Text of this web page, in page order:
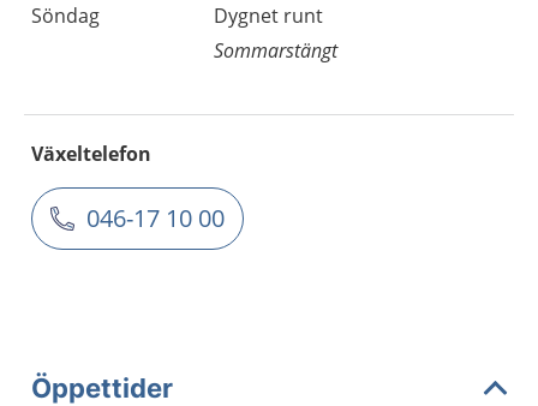
Söndag
Dygnet runt
Sommarstängt
Växeltelefon
046-17 10 00
Öppettider